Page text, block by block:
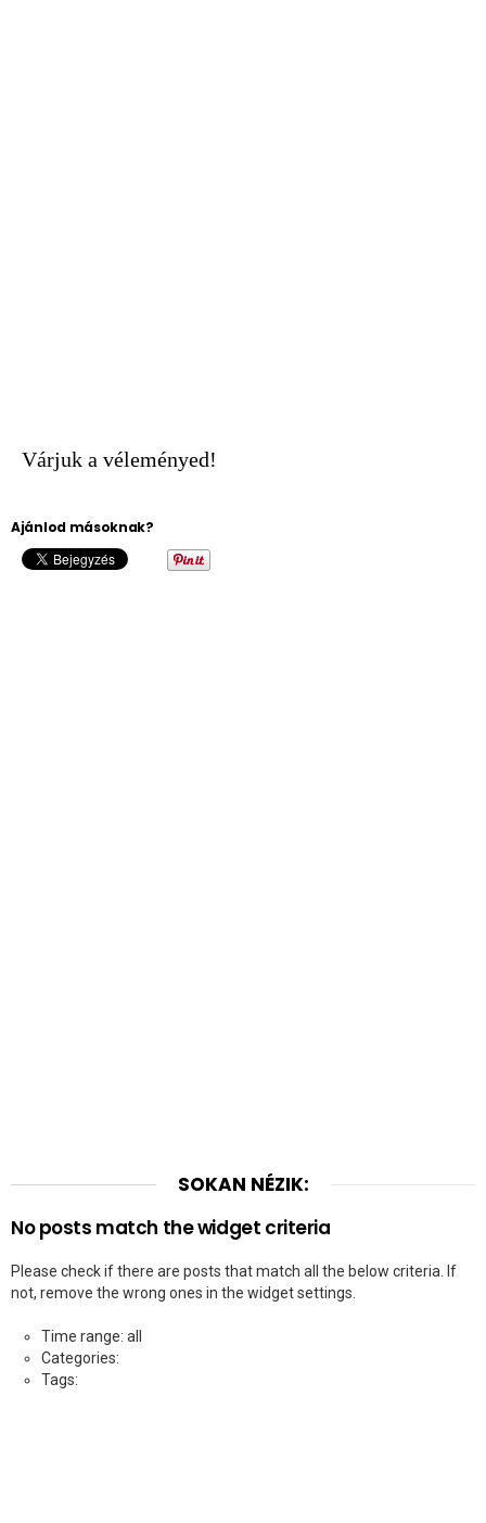
Várjuk a véleményed!
Ajánlod másoknak?
SOKAN NÉZIK:
No posts match the widget criteria
Please check if there are posts that match all the below criteria. If
not, remove the wrong ones in the widget settings.
Time range: all
Categories:
Tags: